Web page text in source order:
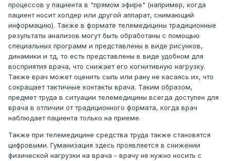
процессов у пациента в "прямом эфире" (например, когда
пациент носит холдер или другой аппарат, снимающий
информацию). Также в формате телемедицины традиционные
результаты анализов могут быть обработаны с помощью
специальных программ и представлены в виде рисунков,
динамики и тд, то есть представлены в виде удобном для
восприятия врача, что снижает его когнитивную нагрузку.
Также врач может оценить сыпь или рану не касаясь их, что
сокращает тактичные контакты врача. Таким образом,
предмет труда в ситуации телемедицины всегда доступен для
врача в отличии от традиционного формата, когда врач
наблюдает пациента только на приеме.
Также при телемедицине средства труда также становятся
цифровыми. Гуманизация здесь проявляется в снижении
физической нагрузки на врача - врачу не нужно носить с